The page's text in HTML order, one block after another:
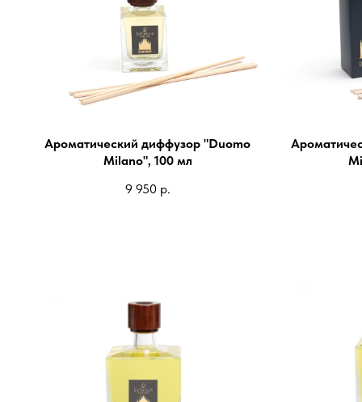
Ароматический диффузор "Duomo
Milano", 100 мл
9 950 р.